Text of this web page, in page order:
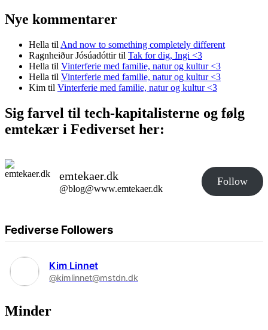
Nye kommentarer
Hella til And now to something completely different
Ragnheiður Jósúadóttirtil Tak for dig, Ingi <3
Hella til Vinterferie med familie, natur og kultur <3
Hella til Vinterferie med familie, natur og kultur <3
Kim til Vinterferie med familie, natur og kultur <3
Sig farvel til tech-kapitalisterne og følg
emtekær i Fediverset her:
emtekaer.dk
@blog@www.emtekaer.dk
Follow
Fediverse Followers
Kim Linnet
@kimlinnet@mstdn.dk
Minder